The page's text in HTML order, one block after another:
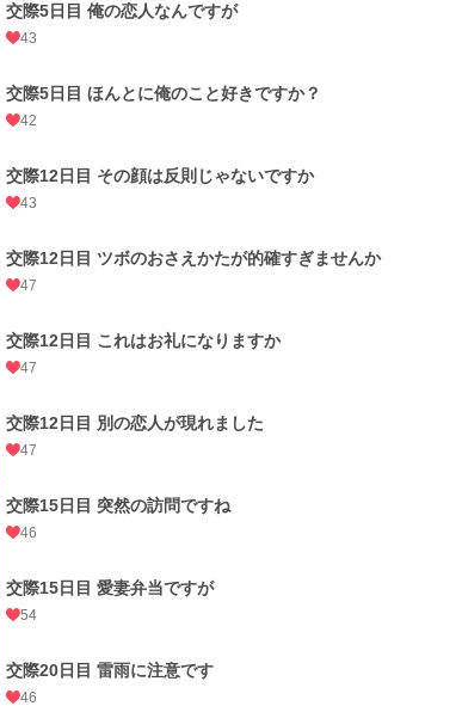
交際5日目 俺の恋人なんですが
43
交際5日目 ほんとに俺のこと好きですか？
42
交際12日目 その顔は反則じゃないですか
43
交際12日目 ツボのおさえかたが的確すぎませんか
47
交際12日目 これはお礼になりますか
47
交際12日目 別の恋人が現れました
47
交際15日目 突然の訪問ですね
46
交際15日目 愛妻弁当ですが
54
交際20日目 雷雨に注意です
46